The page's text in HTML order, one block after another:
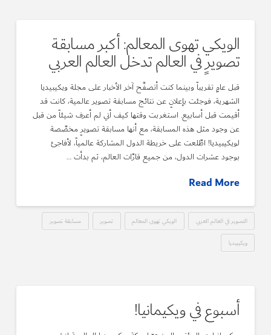
الويكي تهوى المعالم: أكبر مسابقة
تصويرٍ في العالم تدخل العالم العربي
قبل عامٍ تقريباً وبينما كنت أتصفَّح آخر الأخبار على مجلة ويكيبيديا
الشهرية، فوجئت بإعلانٍ عن نتائج مسابقة تصوير عالمية، كانت قد
أقيمت قبل أسابيع. استغربت وقتها كيف أني لم أعرف شيئاً من قبل
عن وجود مثل هذه المسابقة، مع أنها مسابقة تصويرٍ مخصَّصة
لويكيبيديا! اطَّلعت على خريطة الدول المشاركة عالمياً، لأفاجئ
بوجود عشرات الدول، من جميع قارَّات العالم، ثم بدأت …
Read More
التصوير في العالم العربي الويكي تهوى المعالم تصوير مسابقة تصوير
ويكيبيديا
أسبوع في ويكيمانيا!